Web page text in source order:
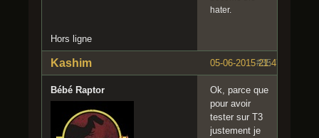
hater.
Hors ligne
#35
05-06-2015 21:47:44
Kashim
Bébé Raptor
Ok, parce que
pour avoir
tester sur T3
justement je